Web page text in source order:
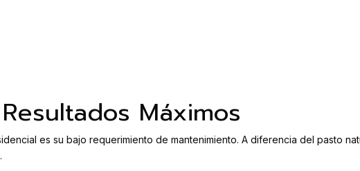
Máximos
es su bajo requerimiento de mantenimiento. A diferencia del pasto